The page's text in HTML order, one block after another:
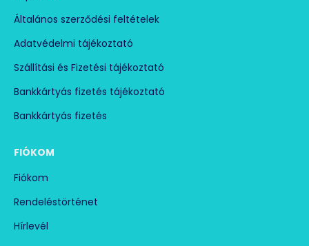
Általános szerződési feltételek
Adatvédelmi tájékoztató
Szállítási és Fizetési tájékoztató
Bankkártyás fizetés tájékoztató
Bankkártyás fizetés
FIÓKOM
Fiókom
Rendeléstörténet
Hírlevél